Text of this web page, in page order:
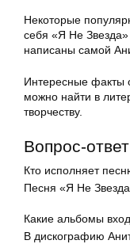
Некоторые
себя «Я Не
написаны самой
Интересные факты
можно найти в
творчеству.
Вопрос-
Кто исполняет
Песня «Я Не
Какие альбомы
В дискографию